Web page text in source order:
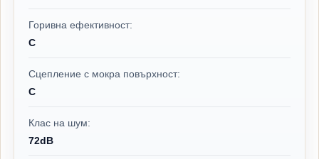
Горивна ефективност:
C
Сцепление с мокра повърхност:
C
Клас на шум:
72dB